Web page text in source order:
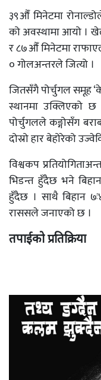
३९औँ मिनेटमा
को अवस्थामा आयो ।
र ८७औँ मिनेटमा
० गोलअन्तरले जित्यो ।
जितसँगै पोर्चुगल समूह
स्थानमा उक्लिएको
पोर्चुगलले कङ्गोसँग
दोस्रो हार बेहोरेको
विश्वकप
भिडन्त हुँदैछ भने
हुँदैछ । साथै बिहान
राससले जनाएको छ ।
तपाईको प्रतिक्रिया